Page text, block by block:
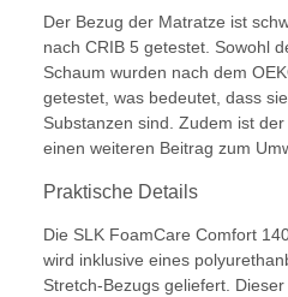
Der Bezug der Matratze ist
nach CRIB 5 getestet. Sowohl
Schaum wurden nach dem
getestet, was bedeutet, dass
Substanzen sind. Zudem ist
einen weiteren Beitrag zum
Praktische Details
Die SLK FoamCare Comfort
wird inklusive eines
Stretch-Bezugs geliefert.